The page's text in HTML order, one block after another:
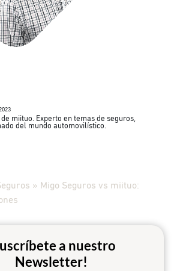
de miituo. Experto en temas de seguros,
del mundo automovilístico.
» Migo Seguros vs miituo:
a nuestro
Newsletter!